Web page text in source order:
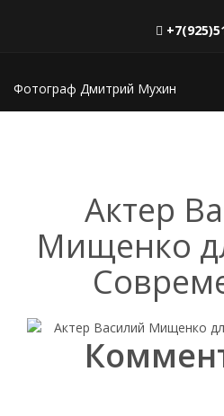
Фотограф Дмитрий Мухин
Актер
Мищенко